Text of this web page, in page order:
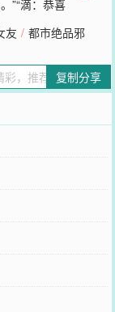
”“滴：恭喜
您QQ群和微博微信
友 / 都市绝品邪
复制分享